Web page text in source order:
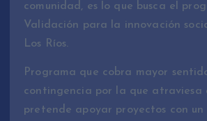
comunidad, es lo que busca el
Validación para la innovación
Los Ríos.
Programa que cobra mayor
contingencia por la que atraviesa
pretende apoyar proyectos con